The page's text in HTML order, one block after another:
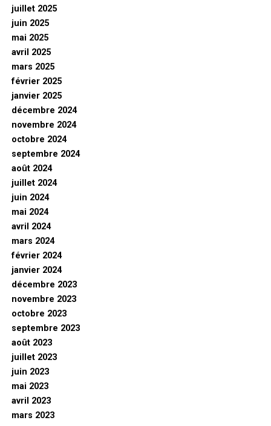
juillet 2025
juin 2025
mai 2025
avril 2025
mars 2025
février 2025
janvier 2025
décembre 2024
novembre 2024
octobre 2024
septembre 2024
août 2024
juillet 2024
juin 2024
mai 2024
avril 2024
mars 2024
février 2024
janvier 2024
décembre 2023
novembre 2023
octobre 2023
septembre 2023
août 2023
juillet 2023
juin 2023
mai 2023
avril 2023
mars 2023